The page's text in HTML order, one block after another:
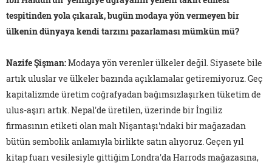
tespitinden yola çıkarak, bugün modaya yön vermeyen bir
ülkenin dünyaya kendi tarzını pazarlaması mümkün mü?
Nazife Şişman:Modaya yön verenler ülkeler değil. Siyasete bile
artık uluslar ve ülkeler bazında açıklamalar getiremiyoruz. Geç
kapitalizmde üretim coğrafyadan bağımsızlaşırken tüketim de
ulus-aşırı artık. Nepal'de üretilen, üzerinde bir İngiliz
firmasının etiketi olan malı Nişantaşı'ndaki bir mağazadan
bütün sembolik anlamıyla birlikte satın alıyoruz. Geçen yıl
kitap fuarı vesilesiyle gittiğim Londra'da Harrods mağazasına,